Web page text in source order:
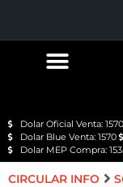
Dolar Oficial Venta: 1570
Dolar Blue Venta: 1570
Dolar MEP Compra:
CIRCULAR INFO